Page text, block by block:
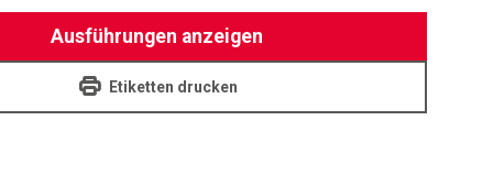
Ausführungen anzeigen
Etiketten drucken